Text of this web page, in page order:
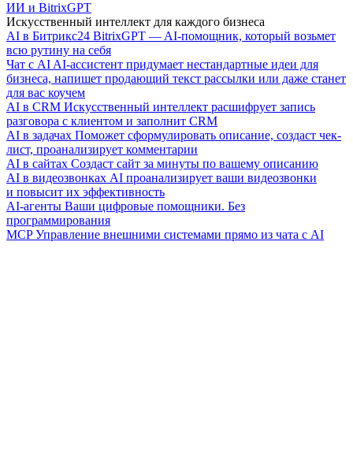
ИИ и BitrixGPT
Искусственный интеллект для каждого бизнеса
AI в Битрикс24 BitrixGPT — AI-помощник, который возьмет
всю рутину на себя
Чат с AI AI-ассистент придумает нестандартные идеи для
бизнеса, напишет продающий текст рассылки или даже станет
для вас коучем
AI в CRM Искусственный интеллект расшифрует запись
разговора с клиентом и заполнит CRM
AI в задачах Поможет сформулировать описание, создаст чек-
лист, проанализирует комментарии
AI в сайтах Создаст сайт за минуты по вашему описанию
AI в видеозвонках AI проанализирует ваши видеозвонки
и повысит их эффективность
AI-агенты Ваши цифровые помощники. Без
программирования
MCP Управление внешними системами прямо из чата с AI